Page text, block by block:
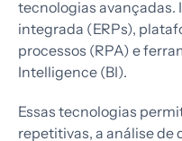
tecnologias avançadas.
integrada (ERPs),
processos (RPA) e
Intelligence (BI).
Essas tecnologias
repetitivas, a análise de